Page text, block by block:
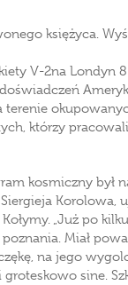
księżyca.
V-2na Londyn 8
terenie
którzy
kosmiczny był
Korolowa,
„Już po
Miał
na jego
sine.